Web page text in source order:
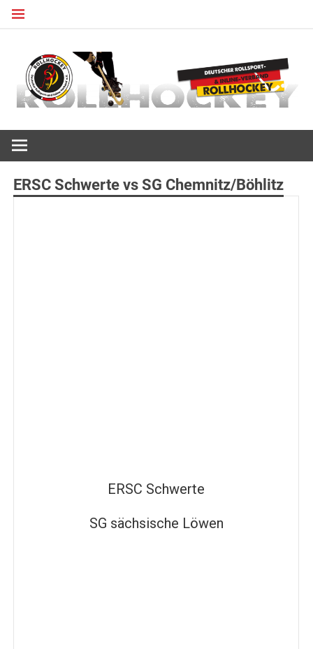
Zum
ERSC Schwerte vs SG Chemnitz/Böhlitz
ERSC Schwerte
SG sächsische Löwen